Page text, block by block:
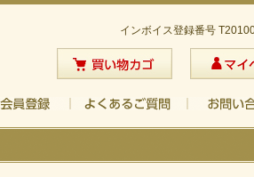
インボイス登録番号